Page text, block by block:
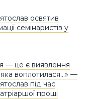
освятив
семінаристів у
— це є виявлення
воплотилася…» —
під час
прощі